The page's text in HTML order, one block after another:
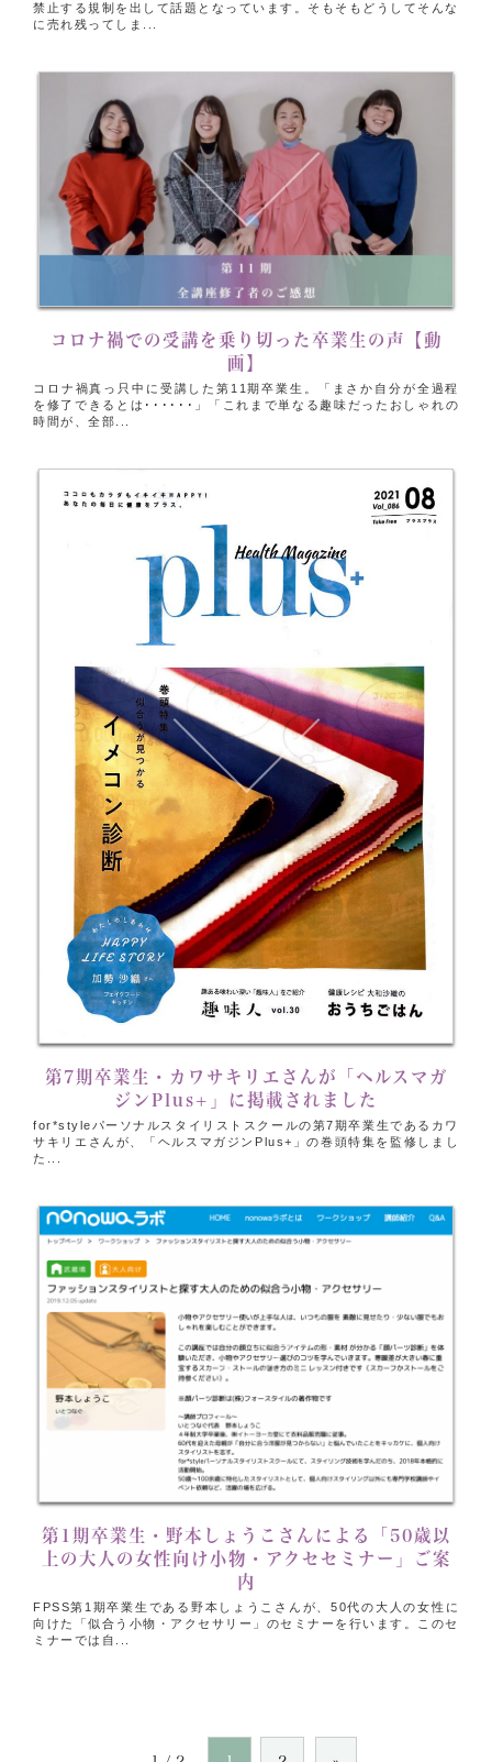
禁止する規制を出して話題となっています。そもそもどうしてそんな
に売れ残ってしま...
コロナ禍での受講を乗り切った卒業生の声【動
画】
コロナ禍真っ只中に受講した第11期卒業生。「まさか自分が全過程
を修了できるとは･･････」「これまで単なる趣味だったおしゃれの
時間が、全部...
第7期卒業生・カワサキリエさんが「ヘルスマガ
ジンPlus+」に掲載されました
for*styleパーソナルスタイリストスクールの第7期卒業生であるカワ
サキリエさんが、「ヘルスマガジンPlus+」の巻頭特集を監修しまし
た...
第1期卒業生・野本しょうこさんによる「50歳以
上の大人の女性向け小物・アクセセミナー」ご案
内
FPSS第1期卒業生である野本しょうこさんが、50代の大人の女性に
向けた「似合う小物・アクセサリー」のセミナーを行います。このセ
ミナーでは自...